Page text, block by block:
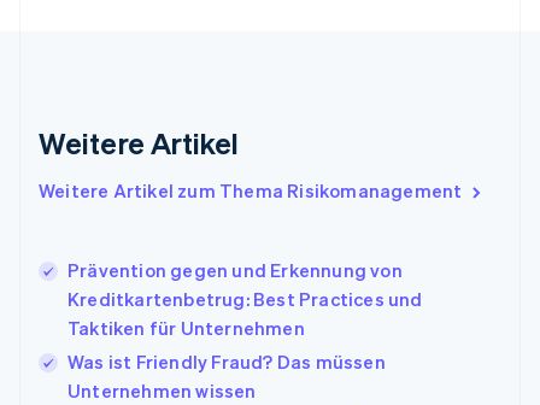
Weitere Artikel
Weitere Artikel zum Thema Risikomanagement
Prävention gegen und Erkennung von
Kreditkartenbetrug: Best Practices und
Taktiken für Unternehmen
Was ist Friendly Fraud? Das müssen
Unternehmen wissen
Irland
Italien
日本語 English
EnglishFrançais
Kroatien
EnglishItaliano
Lettland